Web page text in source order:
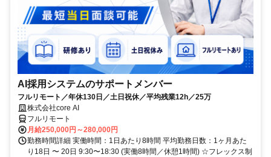
AI採用システムのサポートメンバー
フルリモート／年休130日／土日祝休／平均残業12h／25万
株式会社core AI
フルリモート
月給250,000円～280,000円
勤務時間詳細 実働時間：1日あたり8時間 平均勤務日数：1ヶ月あた
り18日 〜 20日 9:30〜18:30 (実働8時間／休憩1時間) ☆フレックス制